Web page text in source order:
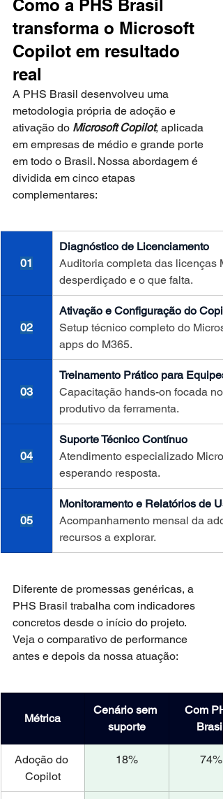
Como a PHS Brasil
transforma o Microsoft
Copilot em resultado
real
A PHS Brasil desenvolveu uma
metodologia própria de adoção e
ativação do Microsoft Copilot, aplicada
em empresas de médio e grande porte
em todo o Brasil. Nossa abordagem é
dividida em cinco etapas
complementares:
01
Diagnóstico de Licenciamento
Auditoria completa das
desperdiçado e o que falta.
02
Ativação e Configuração do
Setup técnico completo do
apps do M365.
03
Treinamento Prático para Equipes
Capacitação hands-on focada
produtivo da ferramenta.
04
Suporte Técnico Contínuo
Atendimento especializado
esperando resposta.
05
Monitoramento e Relatórios de
Acompanhamento mensal da
recursos a explorar.
Diferente de promessas genéricas, a
PHS Brasil trabalha com indicadores
concretos desde o início do projeto.
Veja o comparativo de performance
antes e depois da nossa atuação:
Métrica
Cenário sem
suporte
Com
Brasil
Adoção do
Copilot
18% 74%